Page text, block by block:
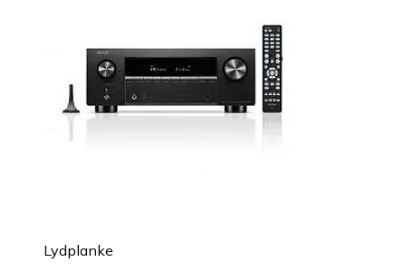
Lydplanke